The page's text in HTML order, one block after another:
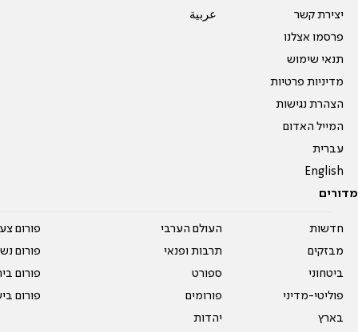
יצירת קשר
פרסמו אצלנו
תנאי שימוש
מדיניות פרטיות
הצהרת נגישות
המייל האדום
עברית
English
عربية
מדורים
חדשות
מבזקים
ביטחוני
פוליטי-מדיני
בארץ
העולם הערבי
תרבות ופנאי
ספורט
פורומים
יהדות
פורום
פורום
פורום
פורום